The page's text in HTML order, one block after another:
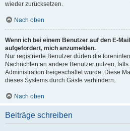
wieder zurücksetzen.
Nach oben
Wenn ich bei einem Benutzer auf den E-
aufgefordert, mich anzumelden.
Nur registrierte Benutzer dürfen die
Nachrichten an andere Benutzer nutzen,
Administration freigeschaltet wurde. Diese
dieses Systems durch Gäste verhindern.
Nach oben
Beiträge schreiben